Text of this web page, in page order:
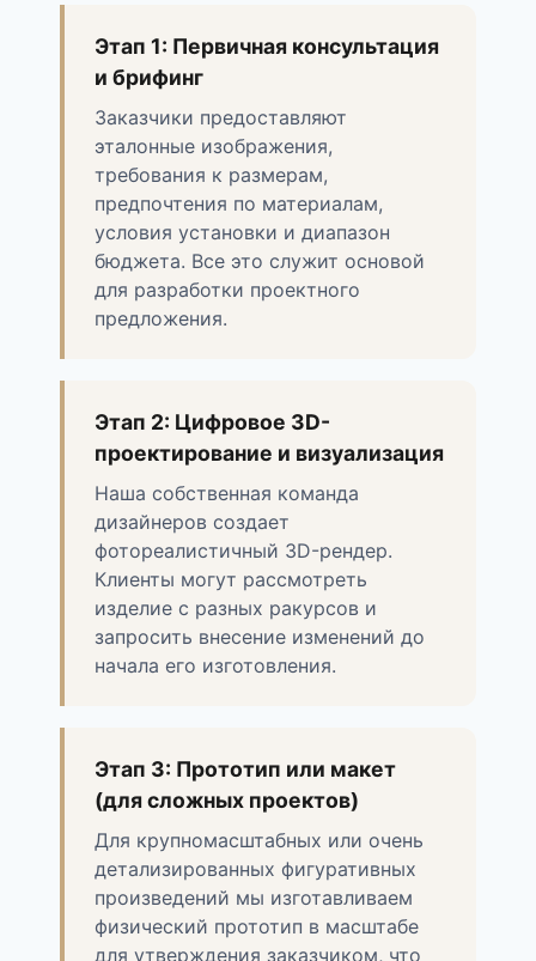
Этап 1: Первичная консультация
и брифинг
Заказчики предоставляют
эталонные изображения,
требования к размерам,
предпочтения по материалам,
условия установки и диапазон
бюджета. Все это служит основой
для разработки проектного
предложения.
Этап 2: Цифровое 3D-
проектирование и визуализация
Наша собственная команда
дизайнеров создает
фотореалистичный 3D-рендер.
Клиенты могут рассмотреть
изделие с разных ракурсов и
запросить внесение изменений до
начала его изготовления.
Этап 3: Прототип или макет
(для сложных проектов)
Для крупномасштабных или очень
детализированных фигуративных
произведений мы изготавливаем
физический прототип в масштабе
для утверждения заказчиком, что